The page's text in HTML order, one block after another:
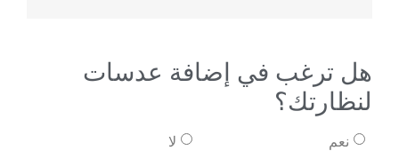
هل ترغب في إضافة عدسات
لنظارتك؟
لا نعم